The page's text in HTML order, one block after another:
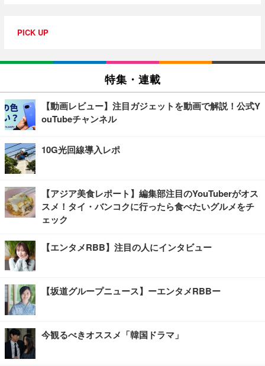
PICK UP
特集・連載
【動画レビュー】注目ガジェットを動画で解説！公式Y
ouTubeチャンネル
10G光回線導入レポ
【アジア美食レポート】編集部注目のYouTuberがオス
スメ！タイ・バンコクに行ったら食べたいグルメをチ
ェック
【エンタメRBB】注目の人にインタビュー
【坂道グループニュース】ーエンタメRBBー
今観るべきオススメ「韓国ドラマ」